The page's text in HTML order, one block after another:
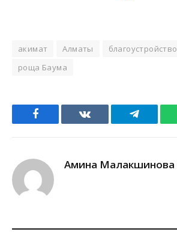
акимат Алматы благоустройство
роща Баума
Facebook VKontakteTelegram
Амина Малакшинова